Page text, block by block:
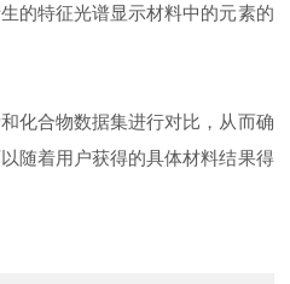
的特征光谱显示材料中的元素的
合物数据集进行对比，从而确
随着用户获得的具体材料结果得